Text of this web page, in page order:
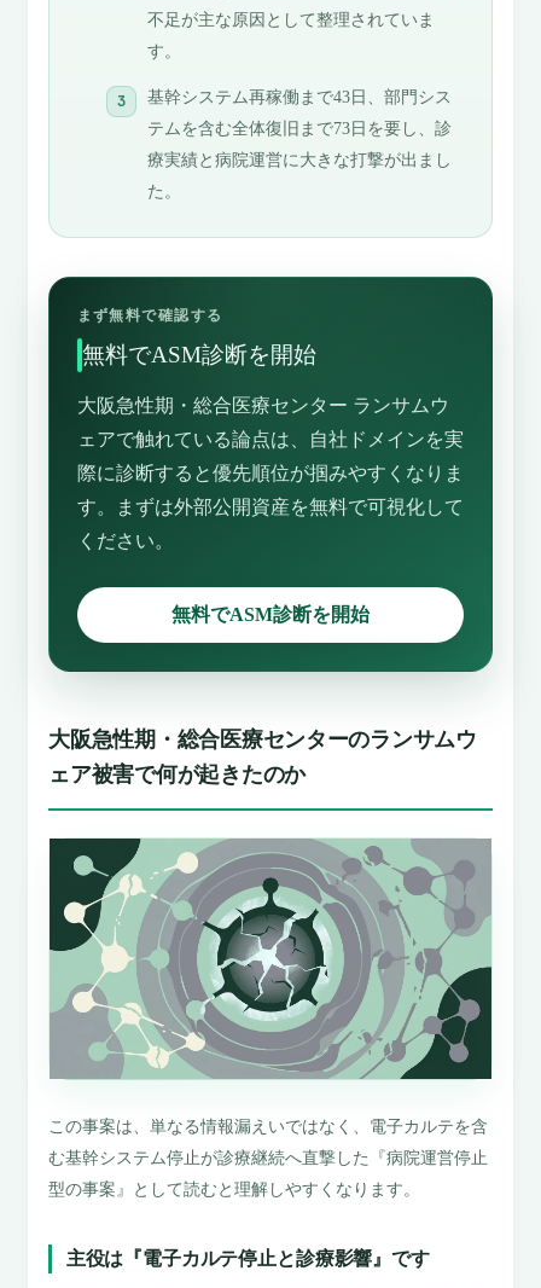
不足が主な原因として整理されていま
す。
基幹システム再稼働まで43日、部門シス
テムを含む全体復旧まで73日を要し、診
療実績と病院運営に大きな打撃が出まし
た。
まず無料で確認する
無料でASM診断を開始
大阪急性期・総合医療センター ランサムウ
ェアで触れている論点は、自社ドメインを実
際に診断すると優先順位が掴みやすくなりま
す。まずは外部公開資産を無料で可視化して
ください。
無料でASM診断を開始
大阪急性期・総合医療センターのランサムウ
ェア被害で何が起きたのか
この事案は、単なる情報漏えいではなく、電子カルテを含
む基幹システム停止が診療継続へ直撃した『病院運営停止
型の事案』として読むと理解しやすくなります。
主役は『電子カルテ停止と診療影響』です